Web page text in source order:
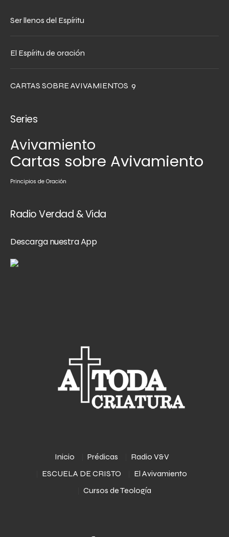
Ser llenos del Espíritu
El Espíritu de oración
CARTAS SOBRE AVIVAMIENTOS 9
Series
Avivamiento
Cartas sobre Avivamiento
Principios de Oración
Radio Verdad & Vida
Descarga nuestra App
Inicio Prédicas
Radio V&V
ESCUELA DE CRISTO
El Avivamiento
Cursos de Teología